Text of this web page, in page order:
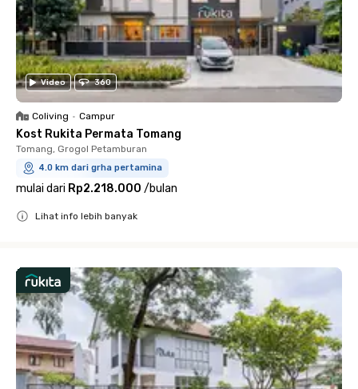
Video 360
Coliving • Campur
Kost Rukita Permata Tomang
Tomang, Grogol Petamburan
4.0 km dari grha pertamina
mulai dari Rp2.218.000 /bulan
Lihat info lebih banyak